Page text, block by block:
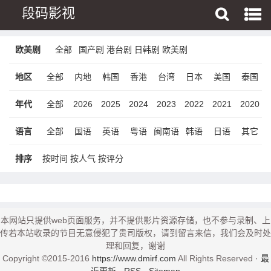
段码影视
欧美剧 全部 国产剧 港台剧 日韩剧 欧美剧
地区 全部 内地 韩国 香港 台湾 日本 美国 泰国
年代 全部 2026 2025 2024 2023 2022 2021 2020
语言 全部 国语 英语 粤语 闽南语 韩语 日语 其它
排序 按时间 按人气 按评分
本网站只提供web页面服务，并不提供影片资源存储，也不参与录制、上
传若本站收录的节目无意侵犯了贵司版权，请到留言来信，我们会及时处
理和回复，谢谢
Copyright ©2015-2016 https://www.dmirf.com All Rights Reserved · 最